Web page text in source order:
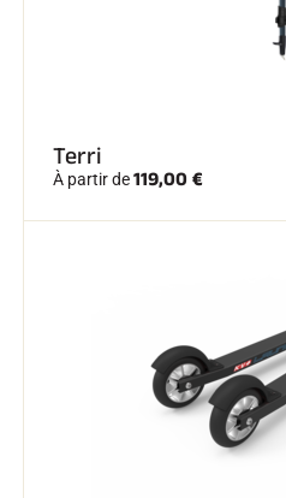
Terri
À partir de119,00 €